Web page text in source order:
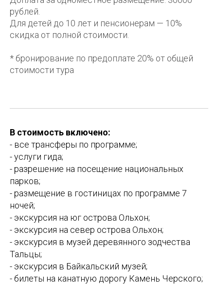
рублей.
Для детей до 10 лет и пенсионерам — 10%
скидка от полной стоимости.
* бронирование по предоплате 20% от общей
стоимости тура
В стоимость включено:
- все трансферы по программе;
- услуги гида;
- разрешение на посещение национальных
парков;
- размещение в гостиницах по программе 7
ночей;
- экскурсия на юг острова Ольхон;
- экскурсия на север острова Ольхон;
- экскурсия в музей деревянного зодчества
Тальцы;
- экскурсия в Байкальский музей;
- билеты на канатную дорогу Камень Черского;